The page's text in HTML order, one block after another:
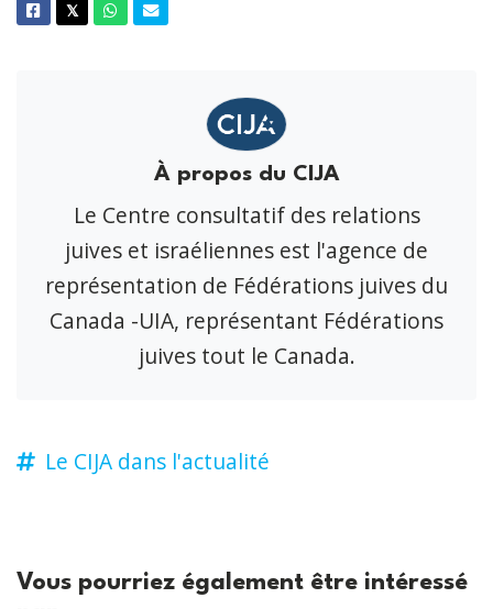
Facebook
𝕏TwitterWhatsappCourriel
À propos du CIJA
Le Centre consultatif des relations
juives et israéliennes est l'agence de
représentation de Fédérations juives du
Canada -UIA, représentant Fédérations
juives tout le Canada.
Le CIJA dans l'actualité
Vous pourriez également être intéressé